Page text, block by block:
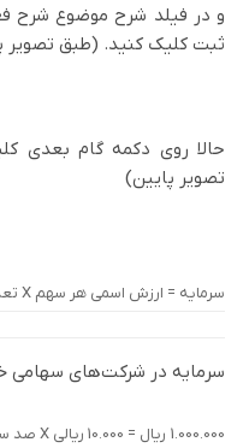
و در فیلد شرح موضوع شرح
ثبت کلیک کنید. (طبق تصویر
حالا روی دکمه گام بعدی
تصویر پایین)
سرمایه = ارزش اسمی هر سهم X تعداد سهام
سرمایه در شرکت‌های
1.000.000 ریال = 10.000 ریالی X صد سهم